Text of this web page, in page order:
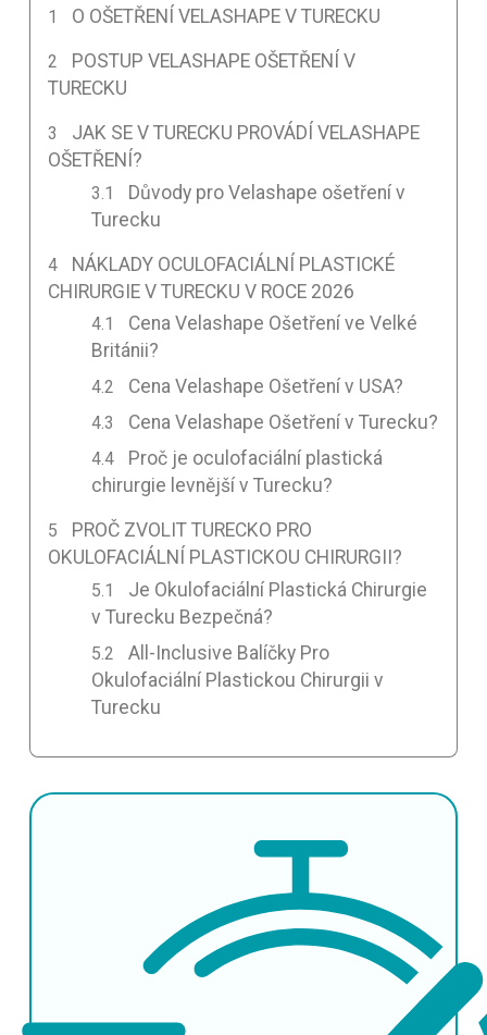
O OŠETŘENÍ VELASHAPE V TURECKU
POSTUP VELASHAPE OŠETŘENÍ V
TURECKU
JAK SE V TURECKU PROVÁDÍ VELASHAPE
OŠETŘENÍ?
Důvody pro Velashape ošetření v
Turecku
NÁKLADY OCULOFACIÁLNÍ PLASTICKÉ
CHIRURGIE V TURECKU V ROCE 2026
Cena Velashape Ošetření ve Velké
Británii?
Cena Velashape Ošetření v USA?
Cena Velashape Ošetření v Turecku?
Proč je oculofaciální plastická
chirurgie levnější v Turecku?
PROČ ZVOLIT TURECKO PRO
OKULOFACIÁLNÍ PLASTICKOU CHIRURGII?
Je Okulofaciální Plastická Chirurgie
v Turecku Bezpečná?
All-Inclusive Balíčky Pro
Okulofaciální Plastickou Chirurgii v
Turecku